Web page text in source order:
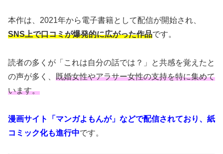
本作は、2021年から電子書籍として配信が開始され、
SNS上で口コミが爆発的に広がった作品です。
読者の多くが「これは自分の話では？」と共感を覚えたと
の声が多く、 既婚女性やアラサー女性の支持を特に集めて
います。
漫画サイト「マンガよもんが」などで配信されており、紙
コミック化も進行中です。